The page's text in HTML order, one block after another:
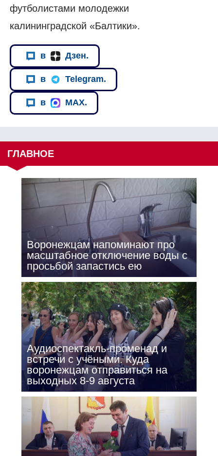
футболистами молодежки
калининградской «Балтики».
в Дзен.
в Telegram.
в MAX.
ГЛАВНОЕ
Воронежцам напоминают про
масштабное отключение воды с
просьбой запастись ею
Аудиоспектакль-променад и
встречи с учёными. Куда
воронежцам отправиться на
выходных 8-9 августа